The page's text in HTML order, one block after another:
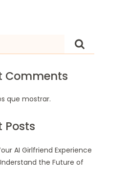
Comments
que mostrar.
Posts
AI Girlfriend Experience
the Future of